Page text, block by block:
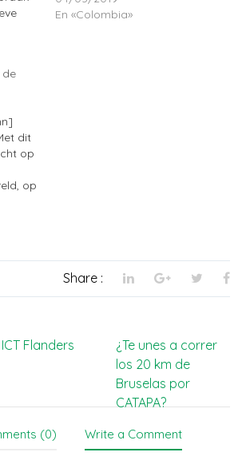
zou
van
om…
En «Colombia»
de
dit
op
op
Share :
Flanders
¿Te unes a correr
los 20 km de
Bruselas por
CATAPA?
(0) Write a Comment